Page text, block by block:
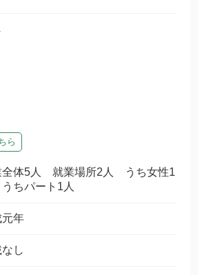
ら
全体5人 就業場所2人 うち女性1
ちパート1人
年
し